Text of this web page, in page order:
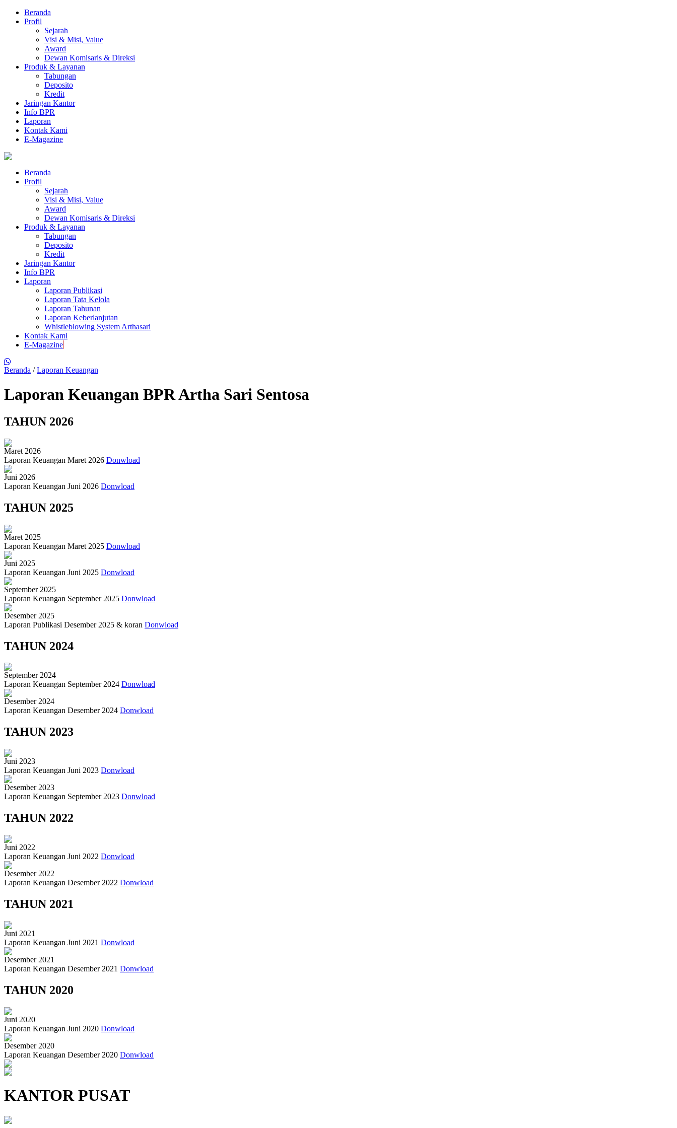
Beranda
Profil
Sejarah
Visi & Misi, Value
Award
Dewan Komisaris & Direksi
Produk & Layanan
Tabungan
Deposito
Kredit
Jaringan Kantor
Info BPR
Laporan
Kontak Kami
E-Magazine
Beranda
Profil
Sejarah
Visi & Misi, Value
Award
Dewan Komisaris & Direksi
Produk & Layanan
Tabungan
Deposito
Kredit
Jaringan Kantor
Info BPR
Laporan
Laporan Publikasi
Laporan Tata Kelola
Laporan Tahunan
Laporan Keberlanjutan
Whistleblowing System Arthasari
Kontak Kami
E-Magazine
Beranda /Laporan Keuangan
Laporan Keuangan BPR Artha Sari Sentosa
TAHUN 2026
Maret 2026
Laporan Keuangan Maret 2026 Donwload
Juni 2026
Laporan Keuangan Juni 2026 Donwload
TAHUN 2025
Maret 2025
Laporan Keuangan Maret 2025 Donwload
Juni 2025
Laporan Keuangan Juni 2025 Donwload
September 2025
Laporan Keuangan September 2025 Donwload
Desember 2025
Laporan Publikasi Desember 2025 & koran Donwload
TAHUN 2024
September 2024
Laporan Keuangan September 2024 Donwload
Desember 2024
Laporan Keuangan Desember 2024 Donwload
TAHUN 2023
Juni 2023
Laporan Keuangan Juni 2023 Donwload
Desember 2023
Laporan Keuangan September 2023 Donwload
TAHUN 2022
Juni 2022
Laporan Keuangan Juni 2022 Donwload
Desember 2022
Laporan Keuangan Desember 2022 Donwload
TAHUN 2021
Juni 2021
Laporan Keuangan Juni 2021 Donwload
Desember 2021
Laporan Keuangan Desember 2021 Donwload
TAHUN 2020
Juni 2020
Laporan Keuangan Juni 2020 Donwload
Desember 2020
Laporan Keuangan Desember 2020 Donwload
KANTOR PUSAT